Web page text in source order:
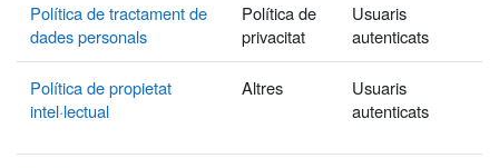
Política de tractament de
dades personals
Política de
privacitat
Usuaris
autenticats
Política de propietat
intel·lectual
Altres
Usuaris
autenticats